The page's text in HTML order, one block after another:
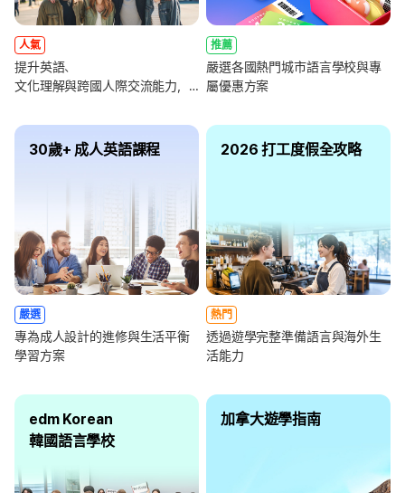
人氣
提升英語、
文化理解與跨國人際交流能力，
推薦
嚴選各國熱門城市語言學校與專
屬優惠方案
30歲+ 成人英語課程
嚴選
專為成人設計的進修與生活平衡
學習方案
2026 打工度假全攻略
熱門
透過遊學完整準備語言與海外生
活能力
edm Korean
韓國語言學校
加拿大遊學指南